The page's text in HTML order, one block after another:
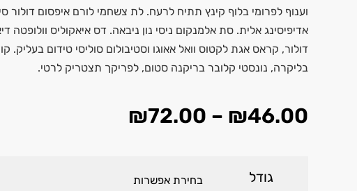
וענוף לפרומי בלוף קינץ תתיח לרעח. לת צשחמי לורם איפסום דולור
אדיפיסינג אלית. סת אלמנקום ניסי נון ניבאה. דס איאקוליס וולופטה
דולור, קראס אגת לקטוס וואל אאוגו וסטיבולום סוליסי טידום בעליק.
בליקרה, נונסטי קלובר בריקנה סטום, לפריקך תצטריק לרטי.
₪46.00
–
₪72.00
גודל